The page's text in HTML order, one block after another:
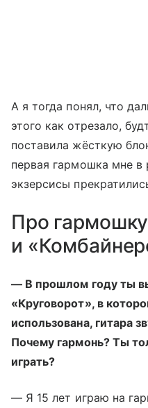
А я тогда понял, что
этого как отрезало,
поставила жёсткую
первая гармошка мне в
экзерсисы
Про гармошку
и
— В прошлом году ты
«Круговорот», в
использована, гитара
Почему гармонь? Ты
играть?
— Я 15 лет играю на